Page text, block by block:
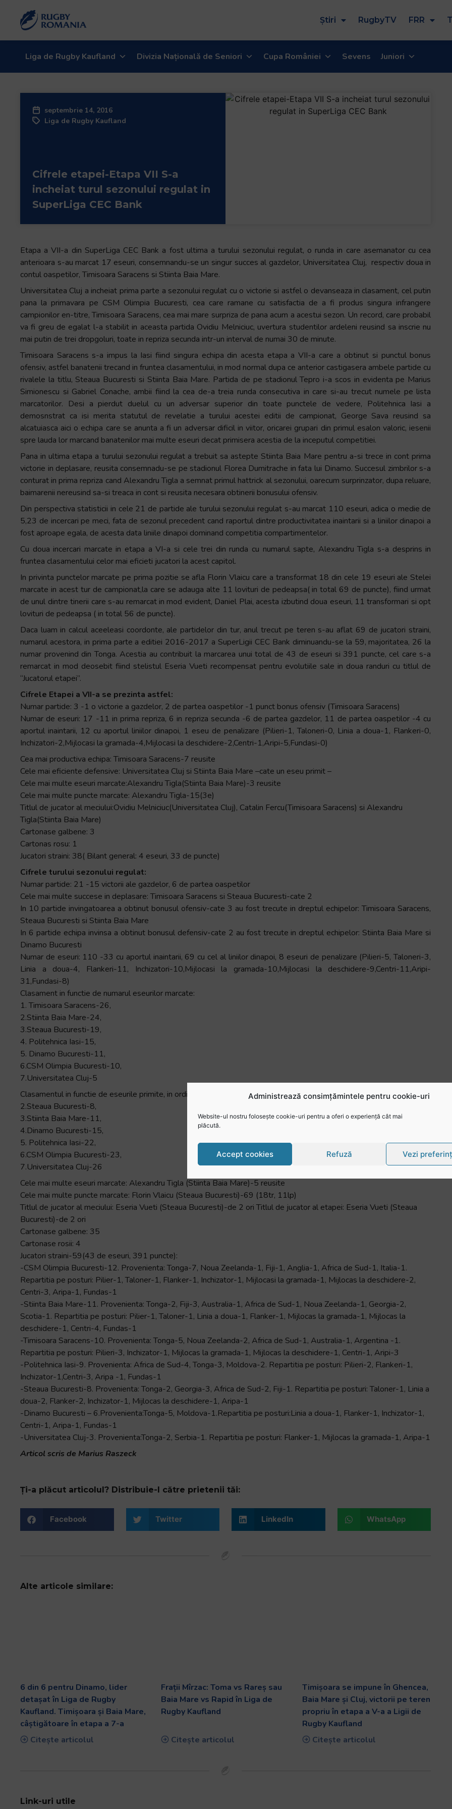
in
reader.
Accessibility
shortcut
screen
reader
navigate
interact
content.
Administrează consimțămintele pentru cookie-uri
Website-ul nostru folosește cookie-uri pentru a oferi o experiență cât mai
plăcută.
Accept cookies Refuză Vezi
Știri RugbyTV FRR
Liga de Rugby Kaufland Divizia Națională de Seniori Cupa României Sevens Juniori
septembrie 14, 2016
Liga de Rugby Kaufland
Cifrele etapei-Etapa VII S-a
incheiat turul sezonului regulat in
SuperLiga CEC Bank
Etapa a VII-a din SuperLiga CEC Bank a fost ultima a turului sezonului regulat, o runda in care asemanator cu cea
anterioara s-au marcat 17 eseuri, consemnandu-se un singur succes al gazdelor, Universitatea Cluj, respectiv doua in
contul oaspetilor, Timisoara Saracens si Stiinta Baia Mare.
Universitatea Cluj a incheiat prima parte a sezonului regulat cu o victorie si astfel o devanseaza in clasament, cel putin
pana la primavara pe CSM Olimpia Bucuresti, cea care ramane cu satisfactia de a fi produs singura infrangere
campionilor en-titre, Timisoara Saracens, cea mai mare surpriza de pana acum a acestui sezon. Un record, care probabil
va fi greu de egalat l-a stabilit in aceasta partida Ovidiu Melniciuc, uvertura studentilor ardeleni reusind sa inscrie nu
mai putin de trei dropgoluri, toate in repriza secunda intr-un interval de numai 30 de minute.
Timisoara Saracens s-a impus la Iasi fiind singura echipa din acesta etapa a VII-a care a obtinut si punctul bonus
ofensiv, astfel banatenii trecand in fruntea clasamentului, in mod normal dupa ce anterior castigasera ambele partide cu
rivalele la titlu, Steaua Bucuresti si Stiinta Baia Mare. Partida de pe stadionul Tepro i-a scos in evidenta pe Marius
Simionescu si Gabriel Conache, ambii fiind la cea de-a treia runda consecutiva in care si-au trecut numele pe lista
marcatorilor. Desi a pierdut duelul cu un adversar superior din toate punctele de vedere, Politehnica Iasi a
demosnstrat ca isi merita statutul de revelatie a turului acestei editii de campionat, George Sava reusind sa
alcatuiasca aici o echipa care se anunta a fi un adversar dificil in viitor, oricarei grupari din primul esalon valoric, iesenii
spre lauda lor marcand banatenilor mai multe eseuri decat primisera acestia de la inceputul competitiei.
Pana in ultima etapa a turului sezonului regulat a trebuit sa astepte Stiinta Baia Mare pentru a-si trece in cont prima
victorie in deplasare, reusita consemnadu-se pe stadionul Florea Dumitrache in fata lui Dinamo. Succesul zimbrilor s-a
conturat in prima repriza cand Alexandru Tigla a semnat primul hattrick al sezonului, oarecum surprinzator, dupa reluare,
baimarenii nereusind sa-si treaca in cont si reusita necesara obtinerii bonusului ofensiv.
Din perspectiva statisticii in cele 21 de partide ale turului sezonului regulat s-au marcat 110 eseuri, adica o medie de
5,23 de incercari pe meci, fata de sezonul precedent cand raportul dintre productivitatea inaintarii si a liniilor dinapoi a
fost aproape egala, de acesta data liniile dinapoi dominand competitia compartimentelor.
Cu doua incercari marcate in etapa a VI-a si cele trei din runda cu numarul sapte, Alexandru Tigla s-a desprins in
fruntea clasamentului celor mai eficieti jucatori la acest capitol.
In privinta punctelor marcate pe prima pozitie se afla Florin Vlaicu care a transformat 18 din cele 19 eseuri ale Stelei
marcate in acest tur de campionat,la care se adauga alte 11 lovituri de pedeapsa( in total 69 de puncte), fiind urmat
de unul dintre tinerii care s-au remarcat in mod evident, Daniel Plai, acesta izbutind doua eseuri, 11 transformari si opt
lovituri de pedeapsa ( in total 56 de puncte).
Daca luam in calcul aceeleasi coordonte, ale partidelor din tur, anul trecut pe teren s-au aflat 69 de jucatori straini,
numarul acestora, in prima parte a editiei 2016-2017 a SuperLigii CEC Bank diminuandu-se la 59, majoritatea, 26 la
numar provenind din Tonga. Acestia au contribuit la marcarea unui total de 43 de eseuri si 391 puncte, cel care s-a
remarcat in mod deosebit fiind stelistul Eseria Vueti recompensat pentru evolutiile sale in doua randuri cu titlul de
“Jucatorul etapei”.
Cifrele Etapei a VII-a se prezinta astfel:
Numar partide: 3 -1 o victorie a gazdelor, 2 de partea oaspetilor -1 punct bonus ofensiv (Timisoara Saracens)
Numar de eseuri: 17 -11 in prima repriza, 6 in repriza secunda -6 de partea gazdelor, 11 de partea oaspetilor -4 cu
aportul inaintarii, 12 cu aportul liniilor dinapoi, 1 eseu de penalizare (Pilieri-1, Taloneri-0, Linia a doua-1, Flankeri-0,
Inchizatori-2,Mijlocasi la gramada-4,Mijlocasi la deschidere-2,Centri-1,Aripi-5,Fundasi-0)
Cea mai productiva echipa: Timisoara Saracens-7 reusite
Cele mai eficiente defensive: Universitatea Cluj si Stiinta Baia Mare –cate un eseu primit –
Cele mai multe eseuri marcate:Alexandru Tigla(Stiinta Baia Mare)-3 reusite
Cele mai multe puncte marcate: Alexandru Tigla-15(3e)
Titlul de jucator al meciului:Ovidiu Melniciuc(Universitatea Cluj), Catalin Fercu(Timisoara Saracens) si Alexandru
Tigla(Stiinta Baia Mare)
Cartonase galbene: 3
Cartonas rosu: 1
Jucatori straini: 38( Bilant general: 4 eseuri, 33 de puncte)
Cifrele turului sezonului regulat:
Numar partide: 21 -15 victorii ale gazdelor, 6 de partea oaspetilor
Cele mai multe succese in deplasare: Timisoara Saracens si Steaua Bucuresti-cate 2
In 10 partide invingatoarea a obtinut bonusul ofensiv-cate 3 au fost trecute in dreptul echipelor: Timisoara Saracens,
Steaua Bucuresti si Stiinta Baia Mare
In 6 partide echipa invinsa a obtinut bonusul defensiv-cate 2 au fost trecute in dreptul echipelor: Stiinta Baia Mare si
Dinamo Bucuresti
Numar de eseuri: 110 -33 cu aportul inaintarii, 69 cu cel al liniilor dinapoi, 8 eseuri de penalizare (Pilieri-5, Taloneri-3,
Linia a doua-4, Flankeri-11, Inchizatori-10,Mijlocasi la gramada-10,Mijlocasi la deschidere-9,Centri-11,Aripi-
31,Fundasi-8)
Clasament in functie de numarul eseurilor marcate:
1. Timisoara Saracens-26,
2.Stiinta Baia Mare-24,
3.Steaua Bucuresti-19,
4. Politehnica Iasi-15,
5. Dinamo Bucuresti-11,
6.CSM Olimpia Bucuresti-10,
7.Universitatea Cluj-5
Clasamentul in functie de eseurile primite, in ordinea inversa a eficientei defensivei: 1.Timisoara Saracens-5,
2.Steaua Bucuresti-8,
3.Stiinta Baia Mare-11,
4.Dinamo Bucuresti-15,
5. Politehnica Iasi-22,
6.CSM Olimpia Bucuresti-23,
7.Universitatea Cluj-26
Cele mai multe eseuri marcate: Alexandru Tigla (Stiinta Baia Mare)-5 reusite
Cele mai multe puncte marcate: Florin Vlaicu (Steaua Bucuresti)-69 (18tr, 11lp)
Titlul de jucator al meciului: Eseria Vueti (Steaua Bucuresti)-de 2 ori Titlul de jucator al etapei: Eseria Vueti (Steaua
Bucuresti)-de 2 ori
Cartonase galbene: 35
Cartonase rosii: 4
Jucatori straini-59(43 de eseuri, 391 puncte):
-CSM Olimpia Bucuresti-12. Provenienta: Tonga-7, Noua Zeelanda-1, Fiji-1, Anglia-1, Africa de Sud-1, Italia-1.
Repartitia pe posturi: Pilier-1, Taloner-1, Flanker-1, Inchizator-1, Mijlocasi la gramada-1, Mijlocas la deschidere-2,
Centri-3, Aripa-1, Fundas-1
-Stiinta Baia Mare-11. Provenienta: Tonga-2, Fiji-3, Australia-1, Africa de Sud-1, Noua Zeelanda-1, Georgia-2,
Scotia-1. Repartitia pe posturi: Pilier-1, Taloner-1, Linia a doua-1, Flanker-1, Mijlocas la gramada-1, Mijlocas la
deschidere-1, Centri-4, Fundas-1
-Timisoara Saracens-10. Provenienta: Tonga-5, Noua Zeelanda-2, Africa de Sud-1, Australia-1, Argentina -1.
Repartitia pe posturi: Pilieri-3, Inchizator-1, Mijlocas la gramada-1, Mijlocas la deschidere-1, Centri-1, Aripi-3
-Politehnica Iasi-9. Provenienta: Africa de Sud-4, Tonga-3, Moldova-2. Repartitia pe posturi: Pilieri-2, Flankeri-1,
Inchizator-1,Centri-3, Aripa -1, Fundas-1
-Steaua Bucuresti-8. Provenienta: Tonga-2, Georgia-3, Africa de Sud-2, Fiji-1. Repartitia pe posturi: Taloner-1, Linia a
doua-2, Flanker-2, Inchizator-1, Mijlocas la deschidere-1, Aripa-1
-Dinamo Bucuresti – 6.Provenienta:Tonga-5, Moldova-1.Repartitia pe posturi:Linia a doua-1, Flanker-1, Inchizator-1,
Centri-1, Aripa-1, Fundas-1
-Universitatea Cluj-3. Provenienta:Tonga-2, Serbia-1. Repartitia pe posturi: Flanker-1, Mijlocas la gramada-1, Aripa-1
Articol scris de Marius Raszeck
Ți-a plăcut articolul? Distribuie-l către prietenii tăi:
Facebook Twitter LinkedIn WhatsApp
Alte articole similare:
6 din 6 pentru Dinamo, lider
detașat în Liga de Rugby
Kaufland. Timișoara și Baia Mare,
câștigătoare în etapa a 7-a
Citește articolul
Frații Mîrzac: Toma vs Rareș sau
Baia Mare vs Rapid în Liga de
Rugby Kaufland
Citește articolul
Timișoara se impune în Ghencea,
Baia Mare și Cluj, victorii pe teren
propriu în etapa a V-a a Ligii de
Rugby Kaufland
Citește articolul
Link-uri utile